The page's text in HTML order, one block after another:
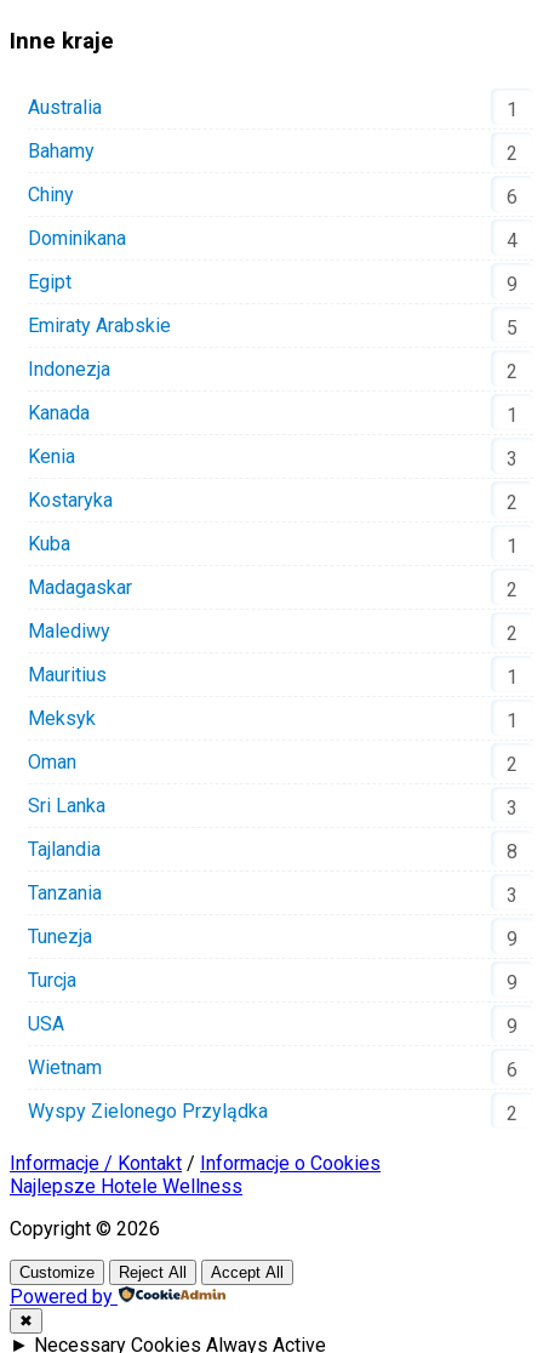
Inne kraje
Australia
1
Bahamy
2
Chiny
6
Dominikana
4
Egipt
9
Emiraty Arabskie
5
Indonezja
2
Kanada
1
Kenia
3
Kostaryka
2
Kuba
1
Madagaskar
2
Malediwy
2
Mauritius
1
Meksyk
1
Oman
2
Sri Lanka
3
Tajlandia
8
Tanzania
3
Tunezja
9
Turcja
9
USA
9
Wietnam
6
Wyspy Zielonego Przylądka
2
Informacje / Kontakt / Informacje o Cookies
Najlepsze Hotele Wellness
Copyright © 2026
Customize Reject All Accept All
Powered by
✖
► Necessary Cookies Always Active